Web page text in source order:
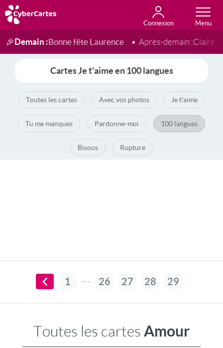
Connexion
Anniversaire
Fête du jour
Amour
Amitié
Merci
Toutes les cartes
🎉Demain :Bonne fête Laurence Après-demain :Claire
Cartes Je t'aime en 100 langues
Toutes les cartes Avec vos photos Je t'aime
Tu me manques Pardonne-moi 100 langues
Bisous Rupture
1 26 27 28 29
Toutes les cartes Amour